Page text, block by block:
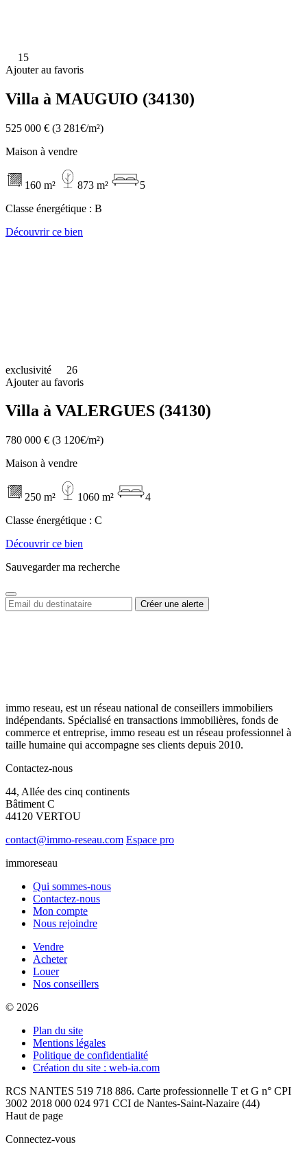
15
Ajouter au favoris
Villa à MAUGUIO (34130)
525 000 € (3 281€/m²)
Maison à vendre
160 m² 873 m²
5
Classe énergétique : B
Découvrir ce bien
exclusivité
26
Ajouter au favoris
Villa à VALERGUES (34130)
780 000 € (3 120€/m²)
Maison à vendre
250 m² 1060 m²
4
Classe énergétique : C
Découvrir ce bien
Sauvegarder ma recherche
immo reseau, est un réseau national de conseillers immobiliers
indépendants. Spécialisé en transactions immobilières, fonds de
commerce et entreprise, immo reseau est un réseau professionnel à
taille humaine qui accompagne ses clients depuis 2010.
Contactez-nous
44, Allée des cinq continents
Bâtiment C
44120 VERTOU
contact@immo-reseau.com Espace pro
immoreseau
Qui sommes-nous
Contactez-nous
Mon compte
Nous rejoindre
Vendre
Acheter
Louer
Nos conseillers
© 2026
Plan du site
Mentions légales
Politique de confidentialité
Création du site : web-ia.com
RCS NANTES 519 718 886. Carte professionnelle T et G n° CPI
3002 2018 000 024 971 CCI de Nantes-Saint-Nazaire (44)
Haut de page
Connectez-vous